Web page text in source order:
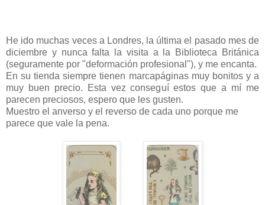
He ido muchas veces a Londres, la última el pasado mes de
diciembre y nunca falta la visita a la Biblioteca Británica
(seguramente por "deformación profesional"), y me encanta.
En su tienda siempre tienen marcapáginas muy bonitos y a
muy buen precio. Esta vez conseguí estos que a mí me
parecen preciosos, espero que les gusten.
Muestro el anverso y el reverso de cada uno porque me
parece que vale la pena.